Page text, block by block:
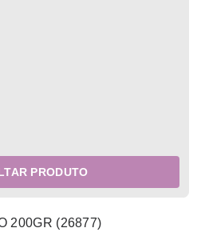
PRODUTO
200GR (26877)